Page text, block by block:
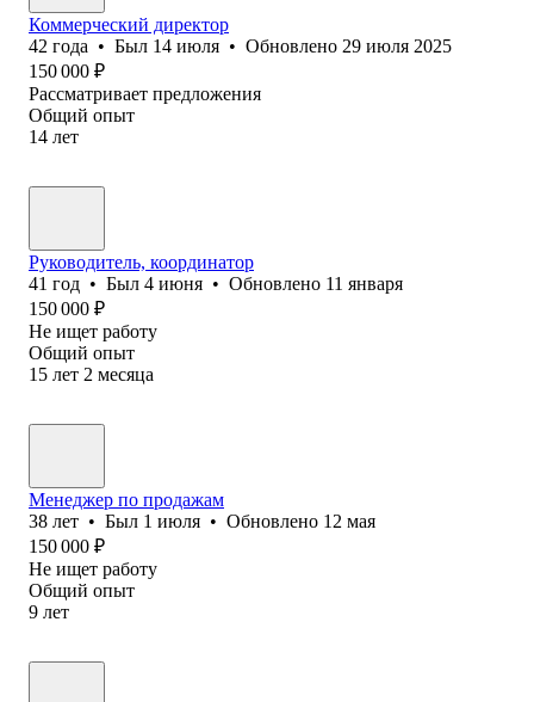
Коммерческий директор
42 года • Был 14 июля • Обновлено 29 июля 2025
150 000 ₽
Рассматривает предложения
Общий опыт
14 лет
Руководитель, координатор
41 год • Был 4 июня • Обновлено 11 января
150 000 ₽
Не ищет работу
Общий опыт
15 лет 2 месяца
Менеджер по продажам
38 лет • Был 1 июля • Обновлено 12 мая
150 000 ₽
Не ищет работу
Общий опыт
9 лет